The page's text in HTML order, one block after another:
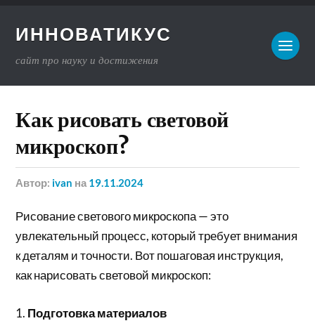
ИННОВАТИКУС
сайт про науку и достижения
Как рисовать световой
микроскоп?
Автор: ivan на 19.11.2024
Рисование светового микроскопа — это
увлекательный процесс, который требует внимания
к деталям и точности. Вот пошаговая инструкция,
как нарисовать световой микроскоп:
1. Подготовка материалов